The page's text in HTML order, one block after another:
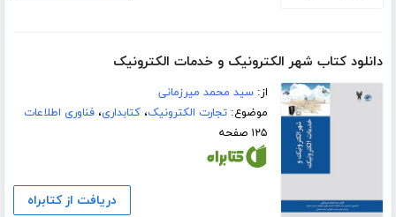
دانلود کتاب شهر الکترونیک و خدمات الکترونیک
از:سید محمد میرزمانی
موضوع:تجارت الکترونیک،کتابداری،فناوری اطلاعات
۱۲۵ صفحه
دریافت از کتابراه